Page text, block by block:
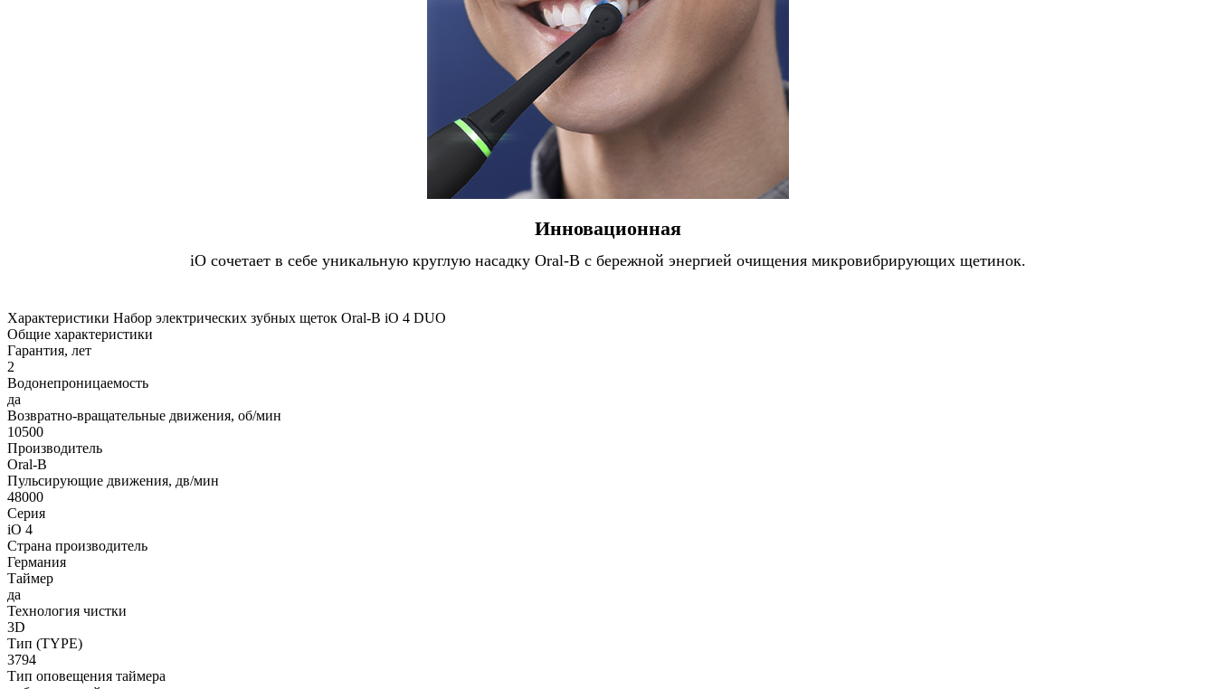
Инновационная
iO сочетает в себе уникальную круглую насадку Oral-B с бережной энергией очищения микровибрирующих щетинок.
Характеристики Набор электрических зубных щеток Oral-B iO 4 DUO
Общие характеристики
Гарантия, лет
2
Водонепроницаемость
да
Возвратно-вращательные движения, об/мин
10500
Производитель
Oral-B
Пульсирующие движения, дв/мин
48000
Серия
iO 4
Страна производитель
Германия
Таймер
да
Технология чистки
3D
Тип (TYPE)
3794
Тип оповещения таймера